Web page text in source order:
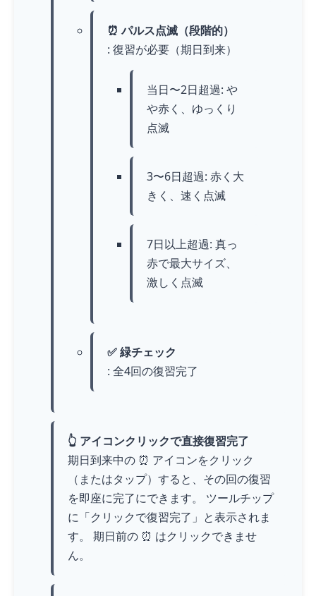
⏰ パルス点滅（段階的）
: 復習が必要（期日到来）
当日〜2日超過: や
や赤く、ゆっくり
点滅
3〜6日超過: 赤く大
きく、速く点滅
7日以上超過: 真っ
赤で最大サイズ、
激しく点滅
✅ 緑チェック
: 全4回の復習完了
👆 アイコンクリックで直接復習完了
期日到来中の ⏰ アイコンをクリック
（またはタップ）すると、その回の復習
を即座に完了にできます。 ツールチップ
に「クリックで復習完了」と表示されま
す。 期日前の ⏰ はクリックできませ
ん。